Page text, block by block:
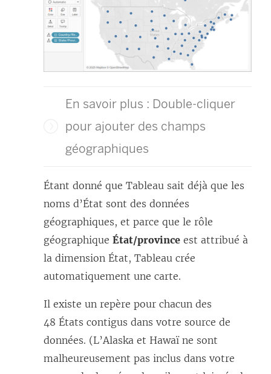
En savoir plus : Double-cliquer
pour ajouter des champs
géographiques
Étant donné que Tableau sait déjà que les
noms d’État sont des données
géographiques, et parce que le rôle
géographique État/province est attribué à
la dimension État, Tableau crée
automatiquement une carte.
Il existe un repère pour chacun des
48 États contigus dans votre source de
données. (L’Alaska et Hawaï ne sont
malheureusement pas inclus dans votre